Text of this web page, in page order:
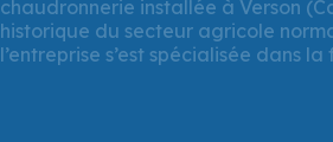
Mi-juillet 2025, la Région
soutien financier à destination de
à Verson (Calvados). Un prêt à taux